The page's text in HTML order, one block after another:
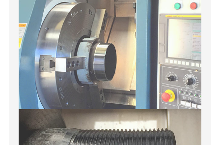
(para mayor diámetro, consulte la página de servicio de fabricación).